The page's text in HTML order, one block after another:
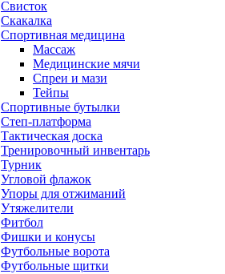
Свисток
Скакалка
Спортивная медицина
Массаж
Медицинские мячи
Спреи и мази
Тейпы
Спортивные бутылки
Степ-платформа
Тактическая доска
Тренировочный инвентарь
Турник
Угловой флажок
Упоры для отжиманий
Утяжелители
Фитбол
Фишки и конусы
Футбольные ворота
Футбольные щитки